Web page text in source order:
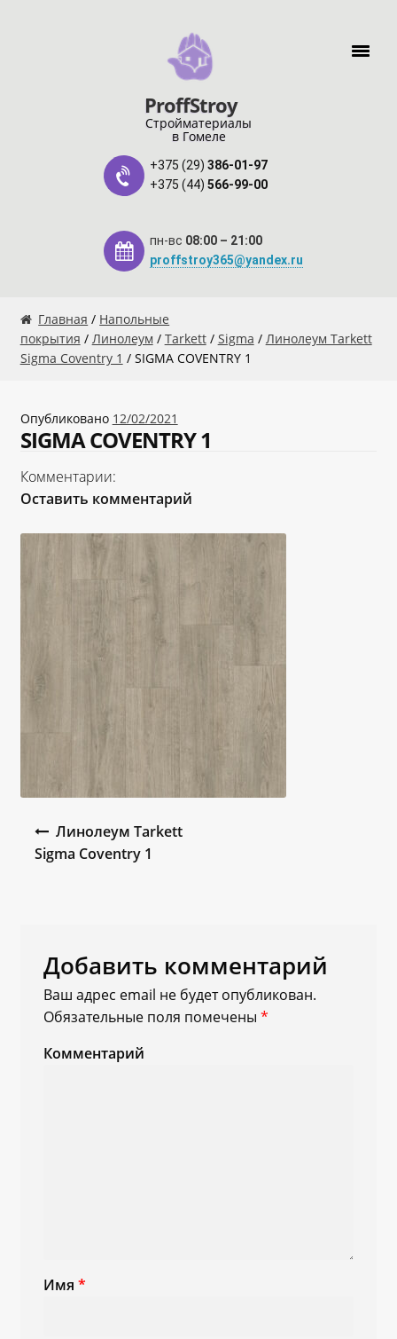
Перейти к содержимому
ProffStroy
Стройматериалы
в Гомеле
+375 (29) 386-01-97
+375 (44) 566-99-00
пн-вс 08:00 – 21:00
proffstroy365@yandex.ru
Главная
«SMART Карта»
«Карта FUN»
«Карта Покупок»
«Карта Халва»
Контакты
Рассрочка
Главная / Напольные
покрытия / Линолеум / Tarkett/ Sigma / Линолеум Tarkett
Sigma Coventry 1 / SIGMA COVENTRY 1
Опубликовано 12/02/2021
SIGMA COVENTRY 1
Комментарии:
Оставить комментарий
Навигация по записям
Линолеум Tarkett
Sigma Coventry 1
Добавить комментарий
Ваш адрес email не будет опубликован.
Обязательные поля помечены *
Комментарий
Имя *